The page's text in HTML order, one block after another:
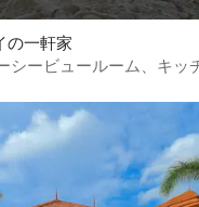
の一軒家
シービュールーム、キッ